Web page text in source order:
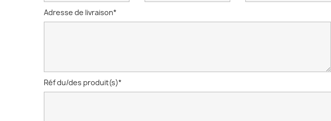
Adresse de livraison*
Réf du/des produit(s)*